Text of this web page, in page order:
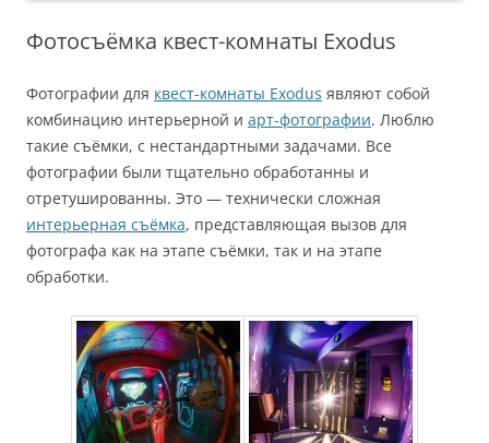
Фотосъёмка квест-комнаты Exodus
Фотографии для квест-комнаты Exodus являют собой
комбинацию интерьерной и арт-фотографии. Люблю
такие съёмки, с нестандартными задачами. Все
фотографии были тщательно обработанны и
отретушированны. Это — технически сложная
интерьерная съёмка, представляющая вызов для
фотографа как на этапе съёмки, так и на этапе
обработки.